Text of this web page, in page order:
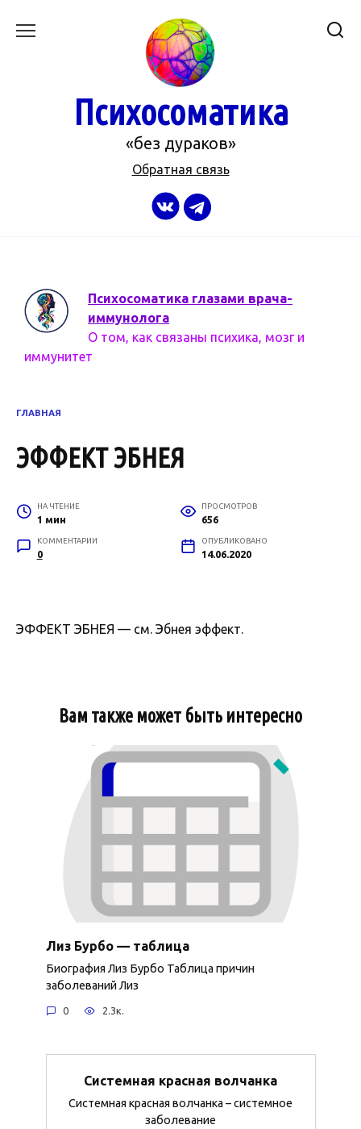
Психосоматика
«без дураков»
Обратная связь
Психосоматика глазами врача-
иммунолога
О том, как связаны психика, мозг и
иммунитет
ГЛАВНАЯ
ЭФФЕКТ ЭБНЕЯ
НА ЧТЕНИЕ
1 мин
ПРОСМОТРОВ
656
КОММЕНТАРИИ
0
ОПУБЛИКОВАНО
14.06.2020
ЭФФЕКТ ЭБНЕЯ — см. Эбнея эффект.
Вам также может быть интересно
Лиз Бурбо — таблица
Биография Лиз Бурбо Таблица причин
заболеваний Лиз
0 2.3к.
Системная красная волчанка
Системная красная волчанка – системное
заболевание